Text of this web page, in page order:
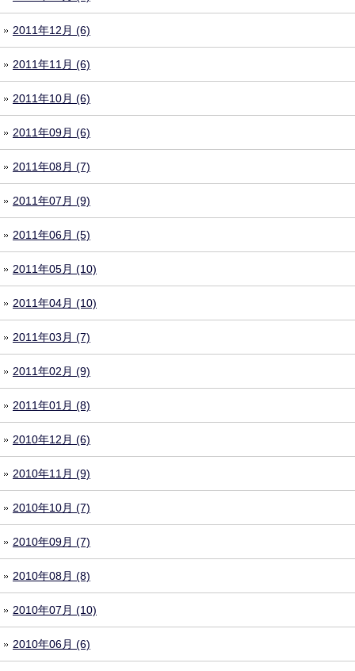
2011年12月 (6)
2011年11月 (6)
2011年10月 (6)
2011年09月 (6)
2011年08月 (7)
2011年07月 (9)
2011年06月 (5)
2011年05月 (10)
2011年04月 (10)
2011年03月 (7)
2011年02月 (9)
2011年01月 (8)
2010年12月 (6)
2010年11月 (9)
2010年10月 (7)
2010年09月 (7)
2010年08月 (8)
2010年07月 (10)
2010年06月 (6)